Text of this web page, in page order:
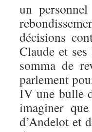
un
décisions
Claude et
somma de
parlement
IV une bulle
imaginer
d’Andelot et